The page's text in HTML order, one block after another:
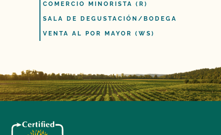
COMERCIO MINORISTA (R)
SALA DE DEGUSTACIÓN/BODEGA
VENTA AL POR MAYOR (WS)